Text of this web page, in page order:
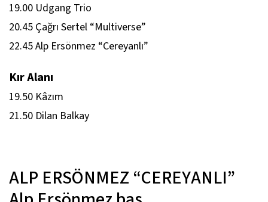
19.00 Udgang Trio
20.45 Çağrı Sertel “Multiverse”
22.45 Alp Ersönmez “Cereyanlı”
Kır Alanı
19.50 Kâzım
21.50 Dilan Balkay
ALP ERSÖNMEZ “CEREYANLI”